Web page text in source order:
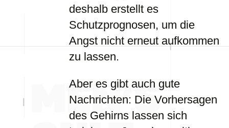
deshalb erstellt es
Schutzprognosen, um die
Angst nicht erneut aufkommen
zu lassen.
Aber es gibt auch gute
Nachrichten: Die Vorhersagen
des Gehirns lassen sich